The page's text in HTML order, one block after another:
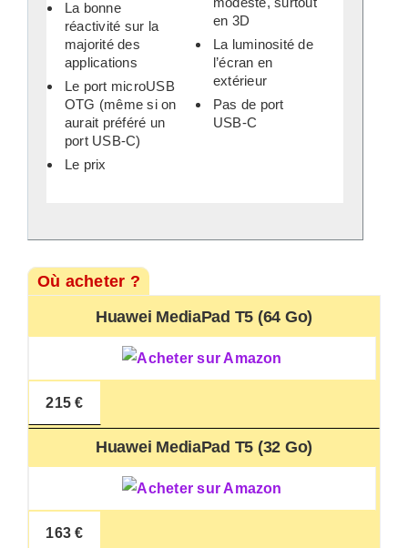
La bonne
réactivité sur la
majorité des
applications
Le port microUSB
OTG (même si on
aurait préféré un
port USB-C)
Le prix
en 3D
La luminosité de
l’écran en
extérieur
Pas de port
USB-C
Où acheter ?
Huawei MediaPad T5 (64 Go)
215 €
Huawei MediaPad T5 (32 Go)
163 €